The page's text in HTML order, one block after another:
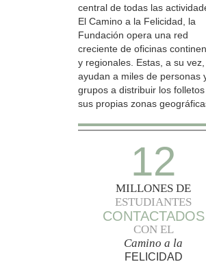
central de todas las
El Camino a la Felicidad, la
Fundación opera una red
creciente de oficinas
y regionales. Estas, a su vez,
ayudan a miles de personas
grupos a distribuir los folletos
sus propias zonas
12
MILLONES DE
ESTUDIANTES
CONTACTADOS
CON EL
Camino a la
FELICIDAD